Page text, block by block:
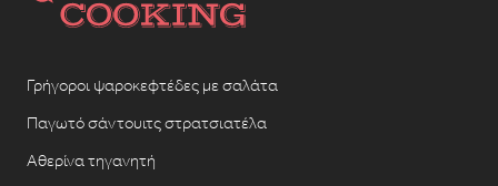
Γρήγοροι ψαροκεφτέδες με σαλάτα
Παγωτό σάντουιτς στρατσιατέλα
Αθερίνα τηγανητή